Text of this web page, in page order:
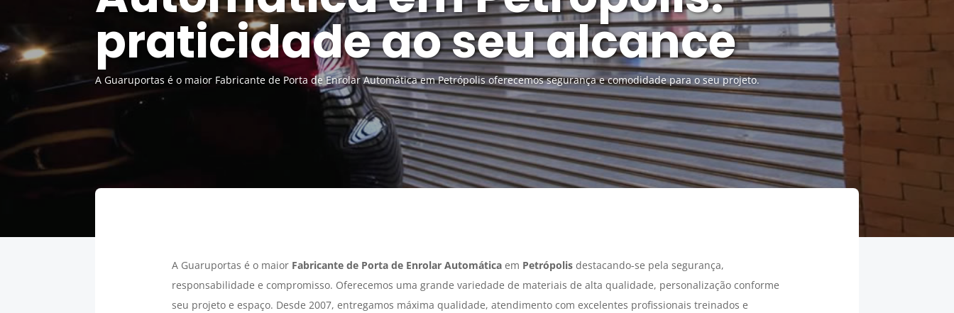
praticidade ao seu alcance
A Guaruportas é o maior Fabricante de Porta de Enrolar Automática em Petrópolis oferecemos segurança e comodidade para o seu projeto.
A Guaruportas é o maior Fabricante de Porta de Enrolar Automáticaem Petrópolisdestacando-se pela segurança,
responsabilidade e compromisso. Oferecemos uma grande variedade de materiais de alta qualidade, personalização conforme
seu projeto e espaço. Desde 2007, entregamos máxima qualidade, atendimento com excelentes profissionais treinados e